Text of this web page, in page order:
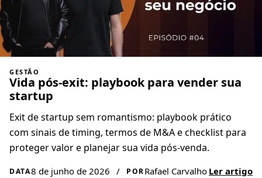
GESTÃO
Vida pós-exit: playbook para vender sua
startup
Exit de startup sem romantismo: playbook prático
com sinais de timing, termos de M&A e checklist para
proteger valor e planejar sua vida pós-venda.
DATA8 de junho de 2026 / PORRafael Carvalho Ler artigo